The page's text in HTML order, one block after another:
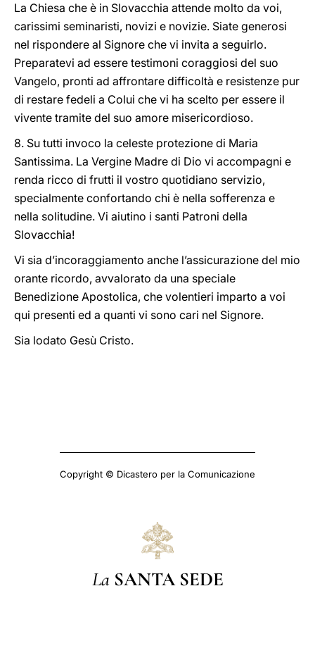
La Chiesa che è in Slovacchia attende molto da voi,
carissimi seminaristi, novizi e novizie. Siate generosi
nel rispondere al Signore che vi invita a seguirlo.
Preparatevi ad essere testimoni coraggiosi del suo
Vangelo, pronti ad affrontare difficoltà e resistenze pur
di restare fedeli a Colui che vi ha scelto per essere il
vivente tramite del suo amore misericordioso.
8. Su tutti invoco la celeste protezione di Maria
Santissima. La Vergine Madre di Dio vi accompagni e
renda ricco di frutti il vostro quotidiano servizio,
specialmente confortando chi è nella sofferenza e
nella solitudine. Vi aiutino i santi Patroni della
Slovacchia!
Vi sia d’incoraggiamento anche l’assicurazione del mio
orante ricordo, avvalorato da una speciale
Benedizione Apostolica, che volentieri imparto a voi
qui presenti ed a quanti vi sono cari nel Signore.
Sia lodato Gesù Cristo.
Copyright © Dicastero per la Comunicazione
La SANTA SEDE